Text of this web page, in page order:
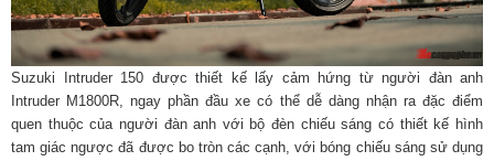
Suzuki Intruder 150 được thiết kế lấy cảm hứng từ người đàn anh
Intruder M1800R, ngay phần đầu xe có thể dễ dàng nhận ra đặc điểm
quen thuộc của người đàn anh với bộ đèn chiếu sáng có thiết kế hình
tam giác ngược đã được bo tròn các cạnh, với bóng chiếu sáng sử dụng